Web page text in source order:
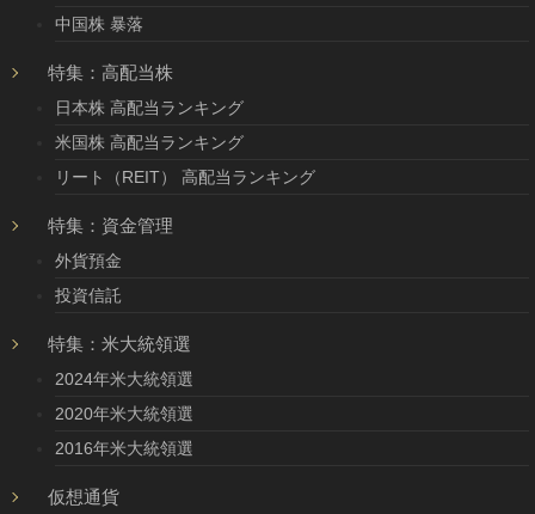
中国株 暴落
特集：高配当株
日本株 高配当ランキング
米国株 高配当ランキング
リート（REIT） 高配当ランキング
特集：資金管理
外貨預金
投資信託
特集：米大統領選
2024年米大統領選
2020年米大統領選
2016年米大統領選
仮想通貨